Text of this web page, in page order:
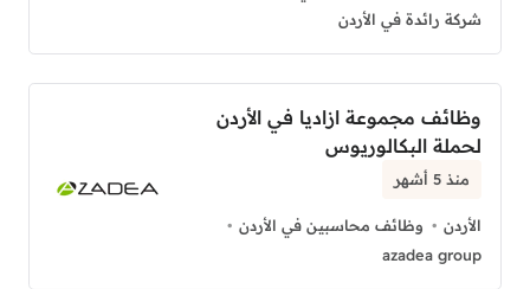
شركة رائدة في الأردن
وظائف مجموعة ازاديا في الأردن
لحملة البكالوريوس
منذ 5 أشهر
الأردن
وظائف محاسبين في الأردن
azadea group